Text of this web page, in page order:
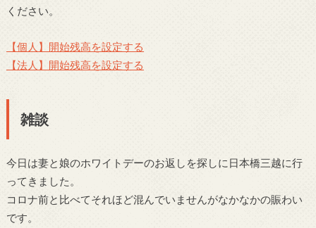
ください。
【個人】開始残高を設定する
【法人】開始残高を設定する
雑談
今日は妻と娘のホワイトデーのお返しを探しに日本橋三越に行
ってきました。
コロナ前と比べてそれほど混んでいませんがなかなかの賑わい
です。